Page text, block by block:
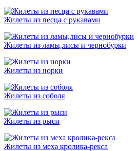
Жилеты из песца с рукавами
Жилеты из ламы,лисы и чернобурки
Жилеты из норки
Жилеты из соболя
Жилеты из рыси
Жилеты из меха кролика-рекса